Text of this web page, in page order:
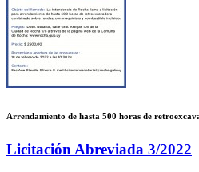
Arrendamiento de hasta 500 horas de
Licitación Abreviada 3/2022